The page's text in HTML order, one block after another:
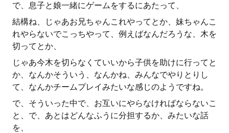
で、息子と娘一緒にゲームをするにあたって、
結構ね、じゃあお兄ちゃんこれやってとか、妹ちゃんこ
れやらないでこっちやって、例えばなんだろうな、木を
切ってとか、
じゃあ今木を切らなくていいから子供を助けに行ってと
か、なんかそういう、なんかね、みんなでやりとりし
て、なんかチームプレイみたいな感じのようですね。
で、そういった中で、お互いにやらなければならないこ
と、で、あとはどんなふうに分担するか、みたいな話
を、